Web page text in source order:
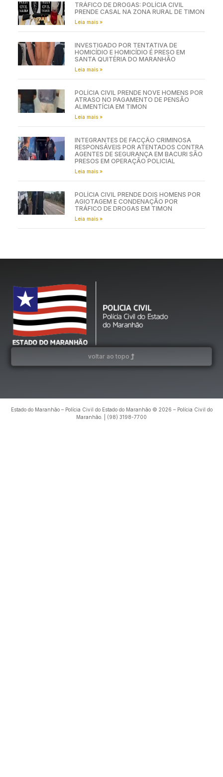
TRÁFICO DE DROGAS: POLÍCIA CIVIL
PRENDE CASAL NA ZONA RURAL DE TIMON
Leia mais »
INVESTIGADO POR TENTATIVA DE
HOMICÍDIO E HOMICÍDIO É PRESO EM
SANTA QUITÉRIA DO MARANHÃO
Leia mais »
POLÍCIA CIVIL PRENDE NOVE HOMENS POR
ATRASO NO PAGAMENTO DE PENSÃO
ALIMENTÍCIA EM TIMON
Leia mais »
INTEGRANTES DE FACÇÃO CRIMINOSA
RESPONSÁVEIS POR ATENTADOS CONTRA
AGENTES DE SEGURANÇA EM BACURI SÃO
PRESOS EM OPERAÇÃO POLICIAL
Leia mais »
POLÍCIA CIVIL PRENDE DOIS HOMENS POR
AGIOTAGEM E CONDENAÇÃO POR
TRÁFICO DE DROGAS EM TIMON
Leia mais »
voltar ao topo
Estado do Maranhão – Polícia Civil do Estado do Maranhão © 2026 – Polícia Civil do
Maranhão. | (98) 3198-7700